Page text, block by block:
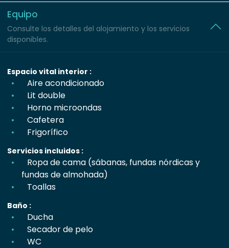
Equipo
Consulte los detalles del alojamiento y los servicios
disponibles.
Espacio vital interior :
Aire acondicionado
Lit double
Horno microondas
Cafetera
Frigorífico
Servicios incluidos :
Ropa de cama (sábanas, fundas nórdicas y
fundas de almohada)
Toallas
Baño :
Ducha
Secador de pelo
WC